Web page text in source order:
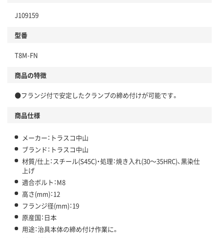
J109159
型番
T8M-FN
商品の特徴
●フランジ付で安定したクランプの締め付けが可能です。
商品仕様
メーカー：トラスコ中山
ブランド：トラスコ中山
材質/仕上：スチール(S45C)・処理：焼き入れ(30～35HRC)、黒染仕
上げ
適合ボルト：M8
高さ(mm)：12
フランジ径(mm)：19
原産国：日本
用途：治具本体の締め付け作業に。